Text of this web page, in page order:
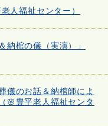
人福祉センター）
納棺の儀（実演）」
儀のお話＆納棺師によ
🌸豊平老人福祉センタ